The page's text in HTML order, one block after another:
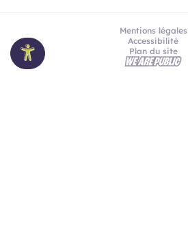
Mentions légales
Accessibilité
Plan du site